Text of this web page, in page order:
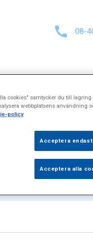
08-
cookies" samtycker du till
webbplatsens användning
policy
Acceptera
Acceptera alla